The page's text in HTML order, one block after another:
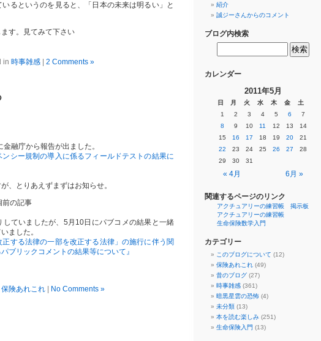
るというのを見ると、「日本の未来は明るい」と
す。見てみて下さい
in 時事雑感 2 Comments »
融庁から報告が出ました。
シー規制の導入に係るフィールドテストの結果に
、とりあえずまずはお知らせ。
前の記事
していましたが、5月10日にパブコメの結果と一緒
ました。
する法律の一部を改正する法律」の施行に伴う関
ブリックコメントの結果等について』
保険あれこれ| No Comments »
紹介
誠ジーさんからのコメント
ブログ内検索
カレンダー
2011年5月
日 月 火 水 木 金 土
« 4月 6月 »
1 2 3 4 5 6
7
8
9 10 11 12 13
14
15
16 17 18 19 20
21
22
23 24 25 26 27
28
29
30 31
関連するページのリンク
アクチュアリーの練習帳 掲示板
アクチュアリーの練習帳
生命保険数学入門
カテゴリー
このブログについて (12)
保険あれこれ (49)
昔のブログ (27)
時事雑感 (361)
暗黒星雲の恐怖 (4)
未分類 (13)
本を読む楽しみ (251)
生命保険入門 (13)